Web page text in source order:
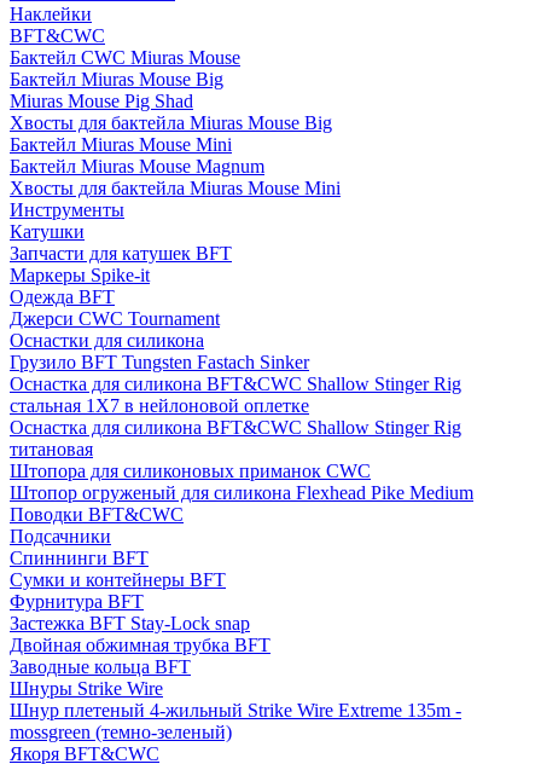
Наклейки
BFT&CWC
Бактейл CWC Miuras Mouse
Бактейл Miuras Mouse Big
Miuras Mouse Pig Shad
Хвосты для бактейла Miuras Mouse Big
Бактейл Miuras Mouse Mini
Бактейл Miuras Mouse Magnum
Хвосты для бактейла Miuras Mouse Mini
Инструменты
Катушки
Запчасти для катушек BFT
Маркеры Spike-it
Одежда BFT
Джерси CWC Tournament
Оснастки для силикона
Грузило BFT Tungsten Fastach Sinker
Оснастка для силикона BFT&CWC Shallow Stinger Rig
стальная 1X7 в нейлоновой оплетке
Оснастка для силикона BFT&CWC Shallow Stinger Rig
титановая
Штопора для силиконовых приманок CWC
Штопор огруженый для силикона Flexhead Pike Medium
Поводки BFT&CWC
Подсачники
Спиннинги BFT
Сумки и контейнеры BFT
Фурнитура BFT
Застежка BFT Stay-Lock snap
Двойная обжимная трубка BFT
Заводные кольца BFT
Шнуры Strike Wire
Шнур плетеный 4-жильный Strike Wire Extreme 135m -
mossgreen (темно-зеленый)
Якоря BFT&CWC